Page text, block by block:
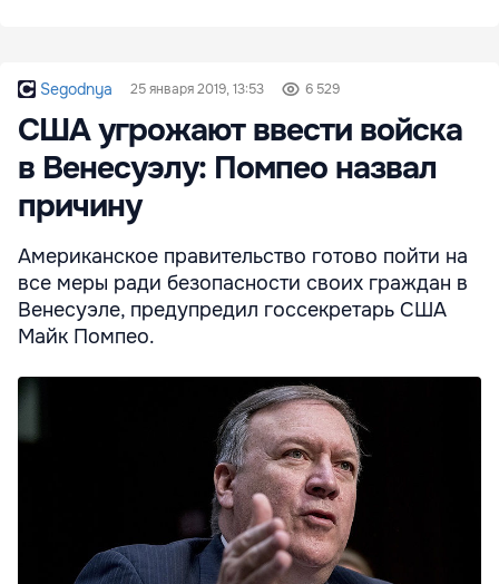
Segodnya 25 января 2019, 13:53 6 529
США угрожают ввести войска
в Венесуэлу: Помпео назвал
причину
Американское правительство готово пойти на
все меры ради безопасности своих граждан в
Венесуэле, предупредил госсекретарь США
Майк Помпео.